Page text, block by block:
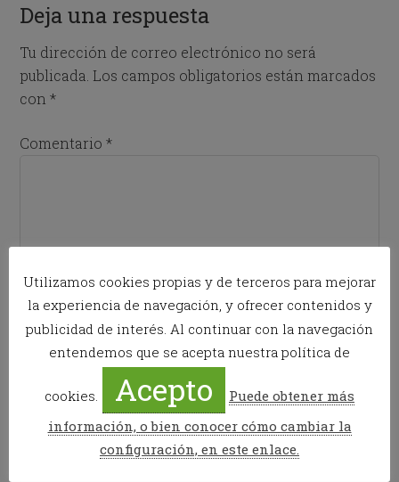
Deja una respuesta
Tu dirección de correo electrónico no será
publicada. Los campos obligatorios están marcados
con*
Comentario*
Nombre*
Correo electrónico*
Utilizamos cookies propias y de terceros para mejorar
la experiencia de navegación, y ofrecer contenidos y
publicidad de interés. Al continuar con la navegación
entendemos que se acepta nuestra política de
cookies. Acepto
Puede obtener más
información, o bien conocer cómo cambiar la
configuración, en este enlace.